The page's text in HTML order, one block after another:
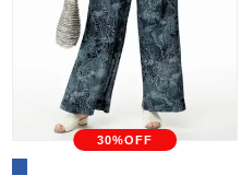
30%OFF